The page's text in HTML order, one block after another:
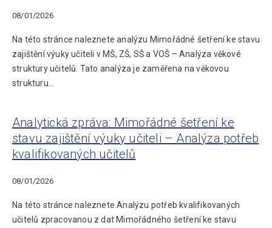
08/01/2026
Na této stránce naleznete analýzu Mimořádné šetření ke stavu
zajištění výuky učiteli v MŠ, ZŠ, SŠ a VOŠ – Analýza věkové
struktury učitelů. Tato analýza je zaměřena na věkovou
strukturu…
Analytická zpráva: Mimořádné šetření ke
stavu zajištění výuky učiteli – Analýza potřeb
kvalifikovaných učitelů
08/01/2026
Na této stránce naleznete Analýzu potřeb kvalifikovaných
učitelů zpracovanou z dat Mimořádného šetření ke stavu